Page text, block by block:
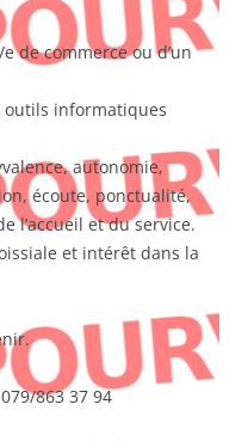
de commerce ou d’un
informatiques
autonomie,
écoute, ponctualité,
l’accueil et du service.
et intérêt dans la
863 37 94